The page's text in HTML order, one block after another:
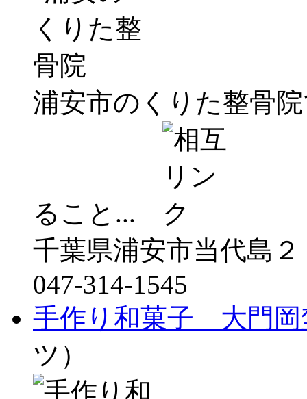
浦安市のくりた整骨
ること...
千葉県浦安市当代島
047-314-1545
手作り和菓子 大門岡
ツ）